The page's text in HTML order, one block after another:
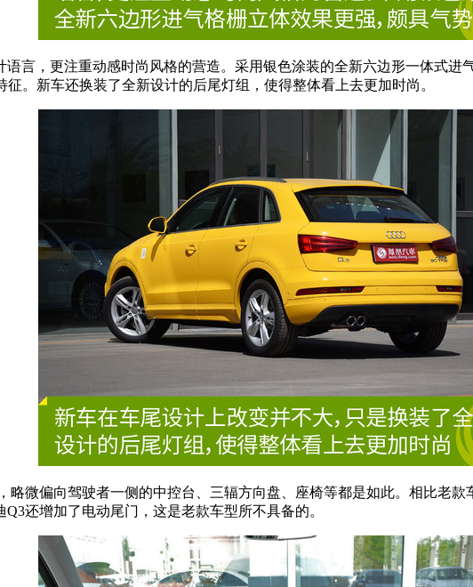
言，更注重动感时尚风格的营造。采用银色涂装的全新六边形一体式
。新车还换装了全新设计的后尾灯组，使得整体看上去更加时尚。
略微偏向驾驶者一侧的中控台、三辐方向盘、座椅等都是如此。相比老
还增加了电动尾门，这是老款车型所不具备的。